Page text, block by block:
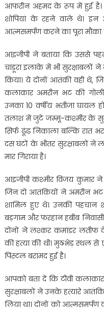
आफरीन अहमद के रूप में हुई है।
शोपियां के रहने वाले थे। इन
आत्मसमर्पण करने का पूरा मौका
आइजीपी ने बताया कि उससे
चाडूरा इलाके में भी
किया। ये दोनों आतंकी वही थे,
कलाकार अमरीन भट की
उनका 10 वर्षीय भतीजा घायल
तलाश में जुटे जम्मू-कश्मीर के
सिर्फ ढूंढ निकाला बल्कि रात
दस घंटों के भीतर सुरक्षाबलों
मार गिराया है।
आइजीपी कश्मीर विजय
जिन दो आतंकियों ने अमरीन
शामिल हुए थे। उनकी पहचान
बड़गाम और फरहान हबीब
दोनों ने लश्कर कमांडर लतीफ
की हत्या की थी। मुठभेड़ स्थल
पिस्टल बरामद हुई है।
आपको बता दें कि टीवी
सुरक्षाबलों ने उनके हत्यारे
लिया था। दोनों को